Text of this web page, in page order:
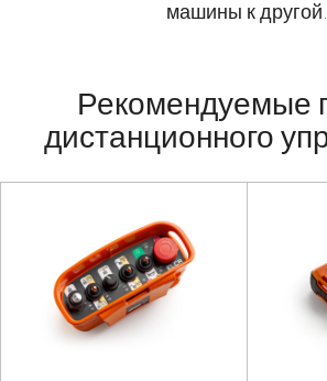
машины к другой.
Рекомендуемые
дистанционного